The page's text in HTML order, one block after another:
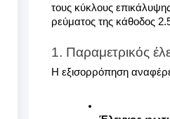
τους κύκλους
ρεύματος της κάθοδος
1. Παραμετρικός
Η εξισορρόπηση